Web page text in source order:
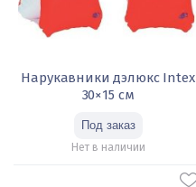
Нарукавники дэлюкс Intex
30×15 см
Нет в наличии